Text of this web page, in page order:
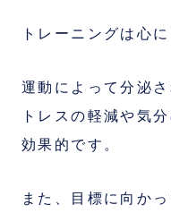
トレーニングは心
運動によって分泌
トレスの軽減や気
効果的です。
また、目標に向か